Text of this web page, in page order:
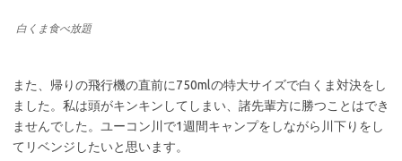
白くま食べ放題
また、帰りの飛行機の直前に750mlの特大サイズで白くま対決をし
ました。私は頭がキンキンしてしまい、諸先輩方に勝つことはでき
ませんでした。ユーコン川で1週間キャンプをしながら川下りをし
てリベンジしたいと思います。